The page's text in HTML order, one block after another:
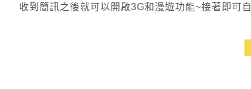
收到簡訊之後就可以開啟3G和漫遊功能~接著即可